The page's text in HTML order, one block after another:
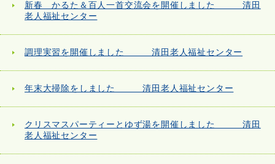
新春 かるた＆百人一首交流会を開催しました 清田
老人福祉センター
調理実習を開催しました 清田老人福祉センター
年末大掃除をしました 清田老人福祉センター
クリスマスパーティーとゆず湯を開催しました 清田
老人福祉センター